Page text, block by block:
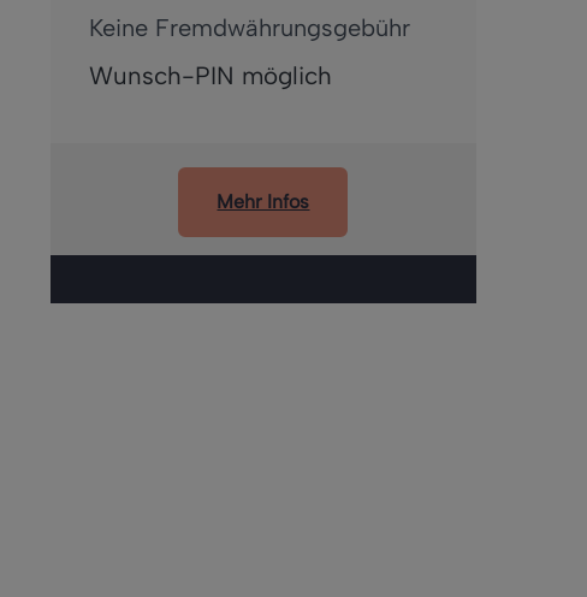
Keine Fremdwährungsgebühr
Wunsch-PIN möglich
Mehr Infos